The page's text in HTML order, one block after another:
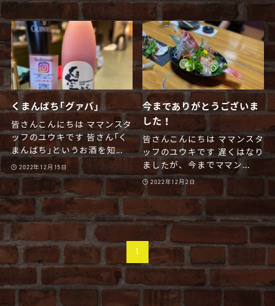
くまんばち｢グァバ｣
皆さんこんにちは ママンスタ
ッフのユウキです 皆さん｢く
まんばち｣というお酒を知...
2022年12月15日
今までありがとうございま
した！
皆さんこんにちは ママンスタ
ッフのユウキです 遅くはなり
ましたが、今までママン...
2022年12月2日
1